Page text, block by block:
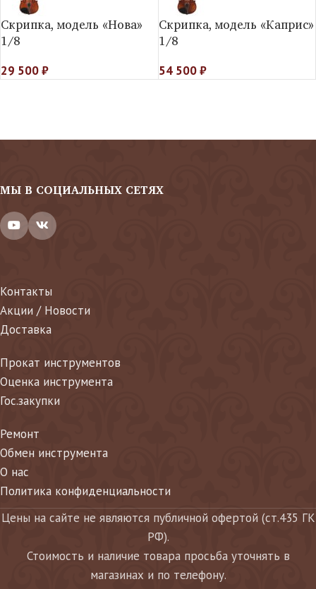
Скрипка, модель «Нова»
1/8
29 500₽
Скрипка, модель «Каприс»
1/8
54 500₽
МЫ В СОЦИАЛЬНЫХ СЕТЯХ
Контакты
Акции / Новости
Доставка
Прокат инструментов
Оценка инструмента
Гос.закупки
Ремонт
Обмен инструмента
О нас
Политика конфиденциальности
Цены на сайте не являются публичной офертой (ст.435 ГК
РФ).
Стоимость и наличие товара просьба уточнять в
магазинах и по телефону.